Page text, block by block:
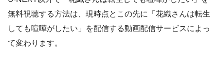
無料視聴する方法は、現時点とこの先に「花織さんは転生
しても喧嘩がしたい」を配信する動画配信サービスによっ
て変わります。